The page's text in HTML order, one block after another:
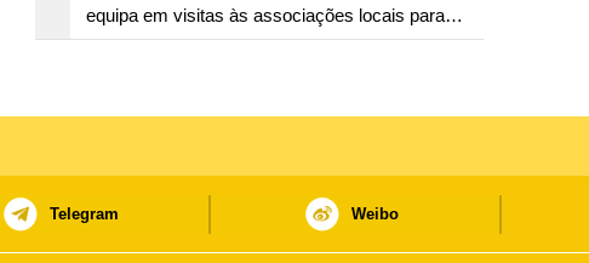
equipa em visitas às associações locais para
consolidar consensos e promover os trabalhos
Telegram Weibo